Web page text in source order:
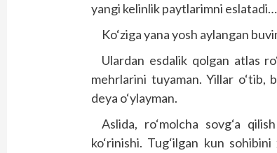
yangi kelinlik paytlarimni eslatadi…
Ko‘ziga yana yosh aylangan
Ulardan esdalik qolgan atlas
mehrlarini tuyaman. Yillar o‘tib,
deya o‘ylayman.
Aslida, ro‘molcha sovg‘a
ko‘rinishi. Tug‘ilgan kun